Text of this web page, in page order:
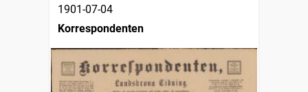
1901-07-04
Korrespondenten